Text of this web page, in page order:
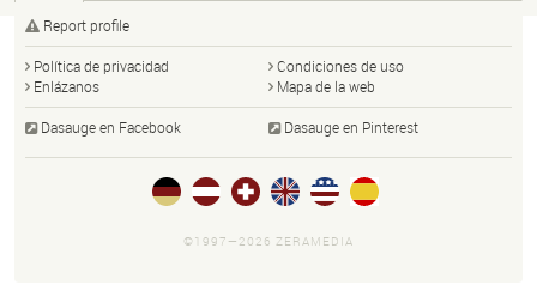
Report profile
Política de privacidad
Condiciones de uso
Enlázanos
Mapa de la web
Dasauge en Facebook Dasauge en Pinterest
©1997—2026 ZERAMEDIA